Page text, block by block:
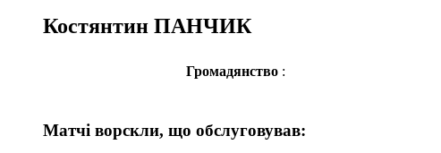
Костянтин ПАНЧИК
Громадянство :
Матчі ворскли, що обслуговував: